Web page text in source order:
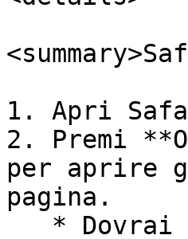
1. Apri
2. Premi
per aprire
pagina.